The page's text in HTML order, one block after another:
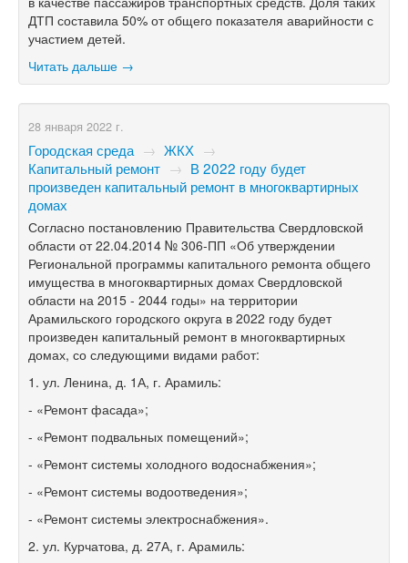
ДТП составила 50% от общего показателя аварийности с
участием детей.
Читать дальше →
28 января 2022 г.
Городская среда → ЖКХ →
Капитальный ремонт → В 2022 году будет
произведен капитальный ремонт в многоквартирных
домах
Согласно постановлению Правительства Свердловской
области от 22.04.2014 № 306-ПП «Об утверждении
Региональной программы капитального ремонта общего
имущества в многоквартирных домах Свердловской
области на 2015 - 2044 годы» на территории
Арамильского городского округа в 2022 году будет
произведен капитальный ремонт в многоквартирных
домах, со следующими видами работ:
1. ул. Ленина, д. 1А, г. Арамиль:
- «Ремонт фасада»;
- «Ремонт подвальных помещений»;
- «Ремонт системы холодного водоснабжения»;
- «Ремонт системы водоотведения»;
- «Ремонт системы электроснабжения».
2. ул. Курчатова, д. 27А, г. Арамиль: